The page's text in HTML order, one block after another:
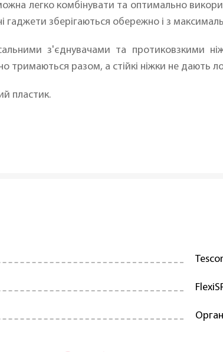
легко комбінувати та оптимально
гаджети зберігаються обережно і з
з'єднувачами та протиковзкими
тримаються разом, а стійкі ніжки не дають
пластик.